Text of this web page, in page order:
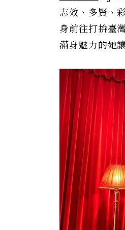
志效、多賢、
身前往打拚臺
滿身魅力的她